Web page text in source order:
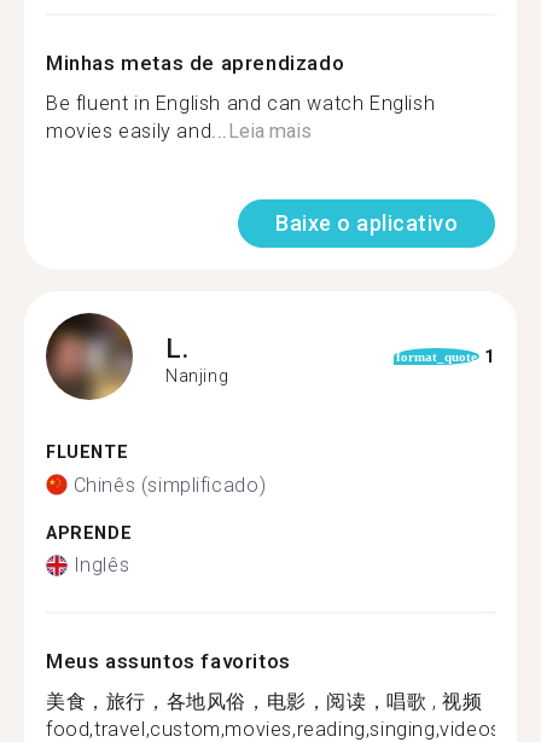
Minhas metas de aprendizado
Be fluent in English and can watch English
movies easily and...Leia mais
Baixe o aplicativo
L.
Nanjing
format_quote 1
FLUENTE
Chinês (simplificado)
APRENDE
Inglês
Meus assuntos favoritos
美食，旅行，各地风俗，电影，阅读，唱歌 , 视频
food,travel,custom,movies,reading,singing,videos...